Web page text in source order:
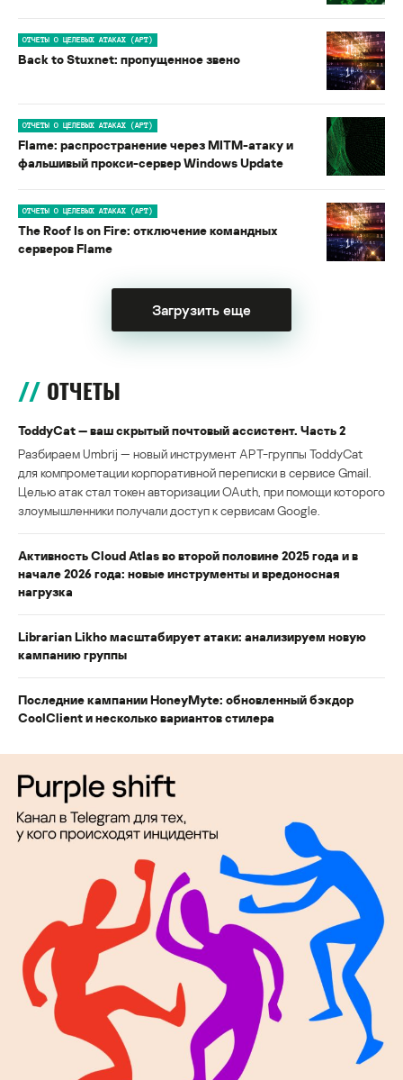
ОТЧЕТЫ О ЦЕЛЕВЫХ АТАКАХ (APT)
Back to Stuxnet: пропущенное звено
ОТЧЕТЫ О ЦЕЛЕВЫХ АТАКАХ (APT)
Flame: распространение через MITM-атаку и
фальшивый прокси-сервер Windows Update
ОТЧЕТЫ О ЦЕЛЕВЫХ АТАКАХ (APT)
The Roof Is on Fire: отключение командных
серверов Flame
Загрузить еще
ОТЧЕТЫ
ToddyCat — ваш скрытый почтовый ассистент. Часть 2
Разбираем Umbrij — новый инструмент APT-группы ToddyCat
для компрометации корпоративной переписки в сервисе Gmail.
Целью атак стал токен авторизации OAuth, при помощи которого
злоумышленники получали доступ к сервисам Google.
Активность Cloud Atlas во второй половине 2025 года и в
начале 2026 года: новые инструменты и вредоносная
нагрузка
Librarian Likho масштабирует атаки: анализируем новую
кампанию группы
Последние кампании HoneyMyte: обновленный бэкдор
CoolClient и несколько вариантов стилера